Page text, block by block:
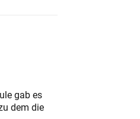
gab es
dem die